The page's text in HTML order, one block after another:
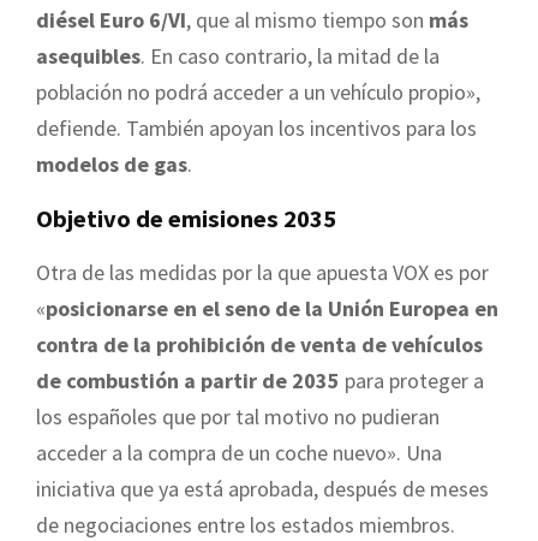
diésel Euro 6/VI, que al mismo tiempo son más
asequibles. En caso contrario, la mitad de la
población no podrá acceder a un vehículo propio»,
defiende. También apoyan los incentivos para los
modelos de gas.
Objetivo de emisiones 2035
Otra de las medidas por la que apuesta VOX es por
«posicionarse en el seno de la Unión Europea en
contra de la prohibición de venta de vehículos
de combustión a partir de 2035 para proteger a
los españoles que por tal motivo no pudieran
acceder a la compra de un coche nuevo». Una
iniciativa que ya está aprobada, después de meses
de negociaciones entre los estados miembros.